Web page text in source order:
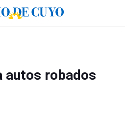
autos robados